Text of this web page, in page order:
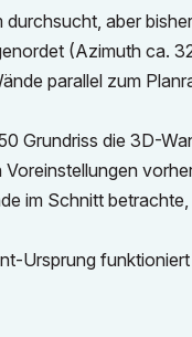
durchsucht, aber
(Azimuth ca.
parallel zum
Grundriss die 3D-
im Schnitt
Ursprung